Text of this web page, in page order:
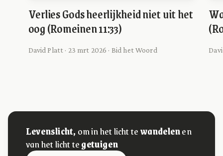
Verlies Gods heerlijkheid niet uit het
oog (Romeinen 11:33)
David Platt · 23 mrt 2026 · Bid het Woord
Levenslicht, om in het licht tewandelenen
van het licht tegetuigen